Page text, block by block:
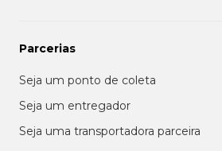
Parcerias
Seja um ponto de coleta
Seja um entregador
Seja uma transportadora parceira